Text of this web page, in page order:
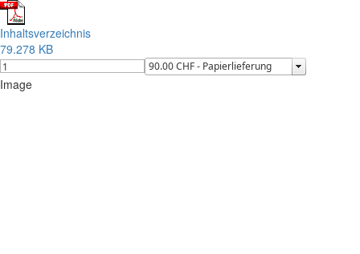
Inhaltsverzeichnis
79.278 KB
Image